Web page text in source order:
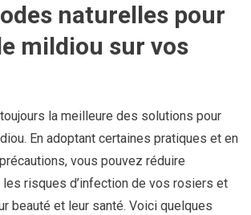
naturelles pour
mildiou sur vos
la meilleure des solutions pour
En adoptant certaines pratiques et en
vous pouvez réduire
risques d’infection de vos rosiers et
beauté et leur santé. Voici quelques